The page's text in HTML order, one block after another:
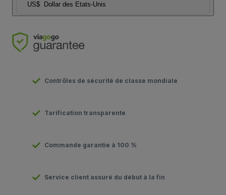
US$ Dollar des Etats-Unis
Contrôles de sécurité de classe mondiale
Tarification transparente
Commande garantie à 100 %
Service client assuré du début à la fin